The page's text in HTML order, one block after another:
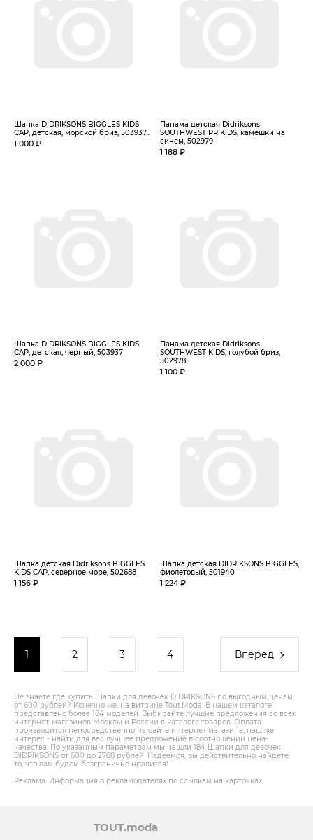
Шапка DIDRIKSONS BIGGLES KIDS
CAP, детская, морской бриз, 503937...
1 000 ₽
Панама детская Didriksons
SOUTHWEST PR KIDS, камешки на
синем, 502979
1 188 ₽
Шапка DIDRIKSONS BIGGLES KIDS
CAP, детская, черный, 503937
2 000 ₽
Панама детская Didriksons
SOUTHWEST KIDS, голубой бриз,
502978
1 100 ₽
Шапка детская Didriksons BIGGLES
KIDS CAP, северное море, 502688
1 156 ₽
Шапка детская DIDRIKSONS BIGGLES,
фиолетовый, 501940
1 224 ₽
1 2 3 4 Вперед
Не знаете где купить Шапки для девочек DIDRIKSONS по выгодным ценам
от 600 рублей? Конечно же, на витрине Tout.Modа. В нашем каталоге
представлено более 184 моделей. Выбирайте лучшие предложения со всех
интернет-магазинов Москвы и России в каталоге товаров. Оплата
производится непосредственно на сайте интернет магазина, наш же
интерес - найти для вас лучшее предложение в соотношении цена-
качества. По указанным параметрам мы нашли 184 Шапки для девочек
DIDRIKSONS от 600 до 2788 рублей. Надеемся, вы действительно найдете
то, что вам будем безгранично нравится!
Реклама. Информация о рекламодателях по ссылкам на карточках.
TOUT.moda